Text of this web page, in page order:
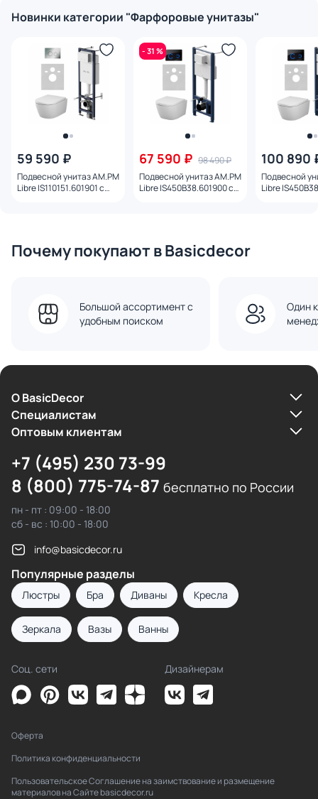
Новинки категории "Фарфоровые унитазы"
59 590 ₽
Подвесной унитаз AM.PM
Libre IS110151.601901 с
- 31 %
67 590 ₽ 98 490 ₽
Подвесной унитаз AM.PM
Libre IS450B38.601900 с
100 890
Подвесной
Libre
Почему покупают в Basicdecor
Большой ассортимент с
удобным поиском
Один
О BasicDecor
Cпециалистам
Оптовым клиентам
+7 (495) 230 73-99
8 (800) 775-74-87 бесплатно по России
пн - пт : 09:00 - 18:00
сб - вс : 10:00 - 18:00
info@basicdecor.ru
Популярные разделы
Люстры Бра Диваны Кресла
Зеркала Вазы Ванны
Соц. сети Дизайнерам
Оферта
Политика конфиденциальности
Пользовательское Соглашение на заимствование и размещение
материалов на Сайте basicdecor.ru